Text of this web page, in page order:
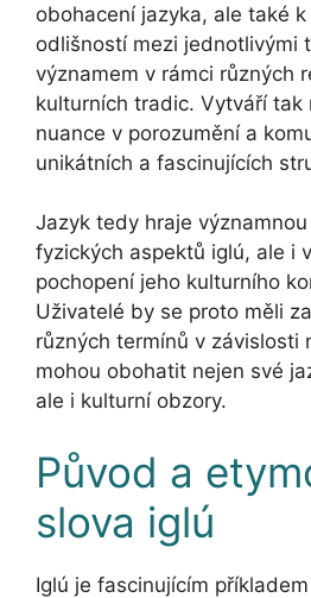
obohacení jazyka, ale také
odlišností mezi jednotlivými
významem v rámci různých
kulturních tradic. Vytváří tak
nuance v porozumění a
unikátních a fascinujících
Jazyk tedy hraje
fyzických aspektů iglú, ale i
pochopení jeho kulturního
Uživatelé by se proto měli
různých termínů v závislosti
mohou obohatit nejen své
ale i kulturní obzory.
Původ a
slova iglú
Iglú je fascinujícím